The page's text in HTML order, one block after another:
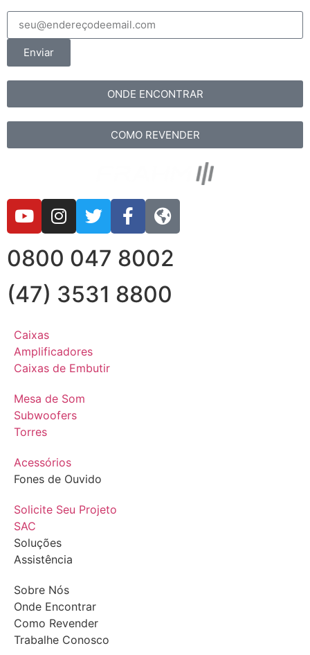
Enviar
ONDE ENCONTRAR
COMO REVENDER
0800 047 8002
(47) 3531 8800
Caixas
Amplificadores
Caixas de Embutir
Mesa de Som
Subwoofers
Torres
Acessórios
Fones de Ouvido
Solicite Seu Projeto
SAC
Soluções
Assistência
Sobre Nós
Onde Encontrar
Como Revender
Trabalhe Conosco